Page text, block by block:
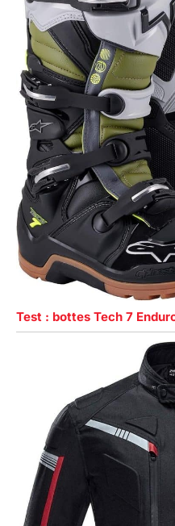
Test : bottes Tech 7